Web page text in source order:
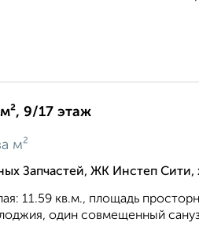
9/17 этаж
м²
Запчастей, ЖК Инстеп
11.59 кв.м., площадь
один совмещенный